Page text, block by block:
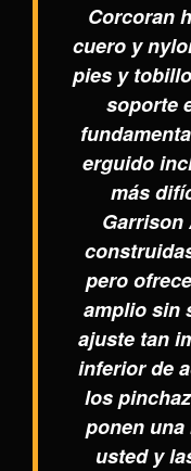
Corcoran
cuero y
pies y
soporte
erguido
más
Garrison
pero
amplio sin
ajuste tan
inferior de
los
ponen
usted y